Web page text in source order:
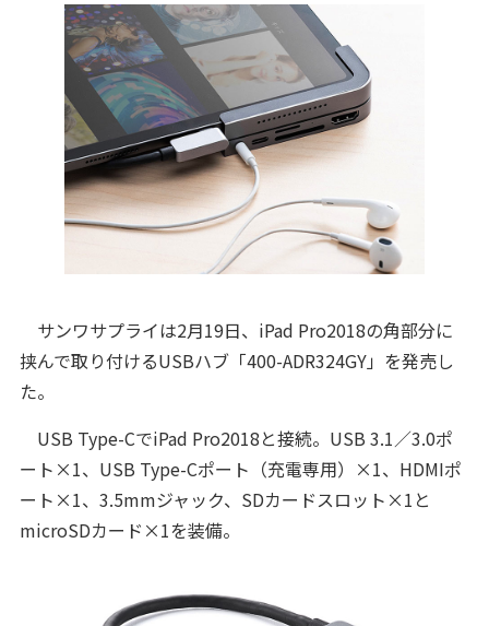
サンワサプライは2月19日、iPad Pro2018の角部分に
挟んで取り付けるUSBハブ「400-ADR324GY」を発売し
た。
USB Type-CでiPad Pro2018と接続。USB 3.1／3.0ポ
ート×1、USB Type-Cポート（充電専用）×1、HDMIポ
ート×1、3.5mmジャック、SDカードスロット×1と
microSDカード×1を装備。